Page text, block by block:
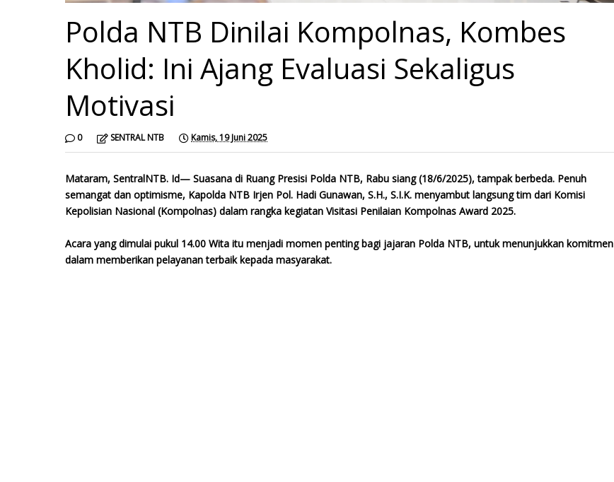
Polda NTB Dinilai Kompolnas, Kombes
Kholid: Ini Ajang Evaluasi Sekaligus
Motivasi
0 SENTRAL NTB Kamis, 19 Juni 2025
Mataram, SentralNTB. Id— Suasana di Ruang Presisi Polda NTB, Rabu siang (18/6/2025), tampak berbeda. Penuh
semangat dan optimisme, Kapolda NTB Irjen Pol. Hadi Gunawan, S.H., S.I.K. menyambut langsung tim dari Komisi
Kepolisian Nasional (Kompolnas) dalam rangka kegiatan Visitasi Penilaian Kompolnas Award 2025.
Acara yang dimulai pukul 14.00 Wita itu menjadi momen penting bagi jajaran Polda NTB, untuk menunjukkan komitmen
dalam memberikan pelayanan terbaik kepada masyarakat.